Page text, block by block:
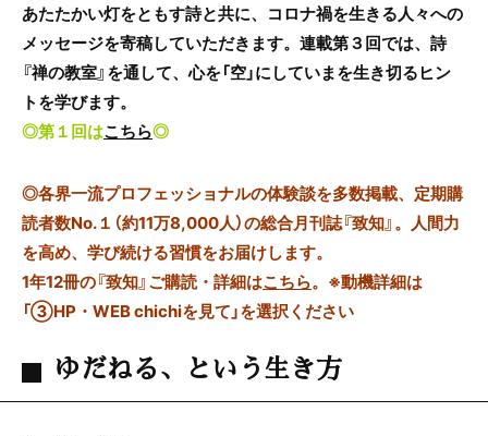
あたたかい灯をともす詩と共に、コロナ禍を生きる人々への
メッセージを寄稿していただきます。連載第３回では、詩
『禅の教室』を通して、心を「空」にしていまを生き切るヒン
トを学びます。
◎第１回はこちら◎
◎各界一流プロフェッショナルの体験談を多数掲載、定期購
読者数No.１（約11万8,000人）の総合月刊誌『致知』。人間力
を高め、学び続ける習慣をお届けします。
1年12冊の『致知』ご購読・詳細はこちら。 ※動機詳細は
「③HP・WEB chichiを見て」を選択ください
ゆだねる、という生き方